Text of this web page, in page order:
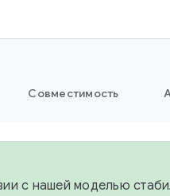
Совместимость
с нашей моделью